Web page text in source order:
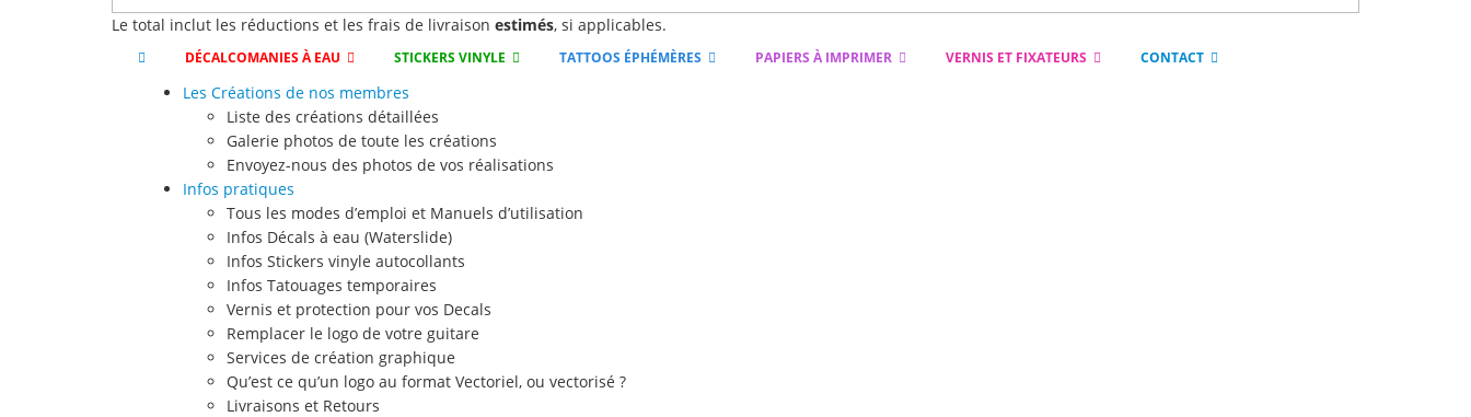
Le total inclut les réductions et les frais de livraison estimés, si applicables.
DÉCALCOMANIES À EAU STICKERS VINYLE TATTOOS ÉPHÉMÈRES PAPIERS À IMPRIMER VERNIS ET FIXATEURS CONTACT
Les Créations de nos membres
Liste des créations détaillées
Galerie photos de toute les créations
Envoyez-nous des photos de vos réalisations
Infos pratiques
Tous les modes d’emploi et Manuels d’utilisation
Infos Décals à eau (Waterslide)
Infos Stickers vinyle autocollants
Infos Tatouages temporaires
Vernis et protection pour vos Decals
Remplacer le logo de votre guitare
Services de création graphique
Qu’est ce qu’un logo au format Vectoriel, ou vectorisé ?
Livraisons et Retours